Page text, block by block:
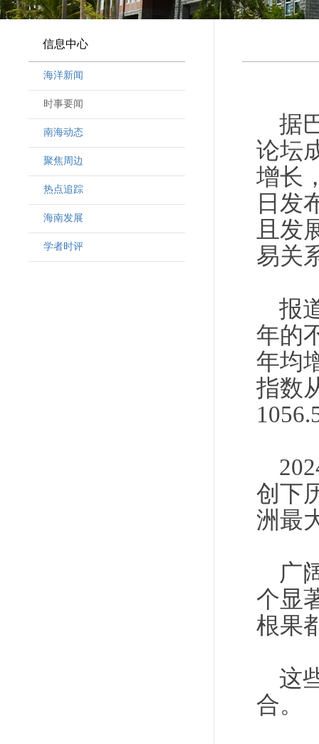
信息中心
海洋新闻
时事要闻
南海动态
聚焦周边
热点追踪
海南发展
学者时评
据
论坛
增长
日发
且发
易关
报
年的
年均
指数
创下
洲最
广
个显
根果
这
合。